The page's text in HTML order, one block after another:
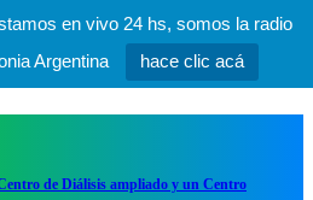
en vivo 24 hs, somos la radio
Argentina
hace clic acá
de Diálisis ampliado y un Centro